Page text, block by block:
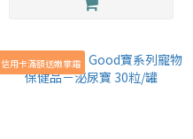
信用卡滿額送嫩掌霜